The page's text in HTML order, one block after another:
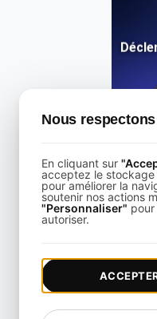
sont les Troubles
Qu'est-
Nous
En cliquant sur
acceptez le
pour améliorer la
soutenir nos actions
"Personnaliser"
autoriser.